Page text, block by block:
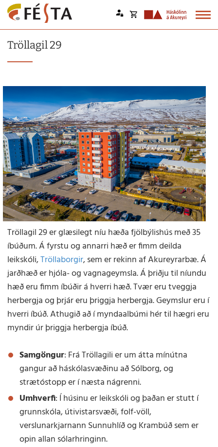
Opna
körfu
Karfan þín
Karfan er tóm.
Tröllagil 29
Tröllagil 29 er glæsilegt níu hæða fjölbýlishús með 35
íbúðum. Á fyrstu og annarri hæð er fimm deilda
leikskóli,Tröllaborgir, sem er rekinn af Akureyrarbæ. Á
jarðhæð er hjóla- og vagnageymsla. Á þriðju til níundu
hæð eru fimm íbúðir á hverri hæð. Tvær eru tveggja
herbergja og þrjár eru þriggja herbergja. Geymslur eru í
hverri íbúð. Athugið að í myndaalbúmi hér til hægri eru
myndir úr þriggja herbergja íbúð.
Samgöngur: Frá Tröllagili er um átta mínútna
gangur að háskólasvæðinu að Sólborg, og
strætóstopp er í næsta nágrenni.
Umhverfi: Í húsinu er leikskóli og þaðan er stutt í
grunnskóla, útivistarsvæði, folf-völl,
verslunarkjarnann Sunnuhlíð og Krambúð sem er
opin allan sólarhringinn.